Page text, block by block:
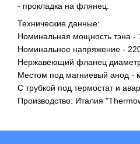
- прокладка на флянец.
Технические данные:
Номинальная мощность тэна -
Номинальное напряжение -
Нержавеющий фланец
Местом под магниевый анод -
С трубкой под термостат и
Производство: Италия